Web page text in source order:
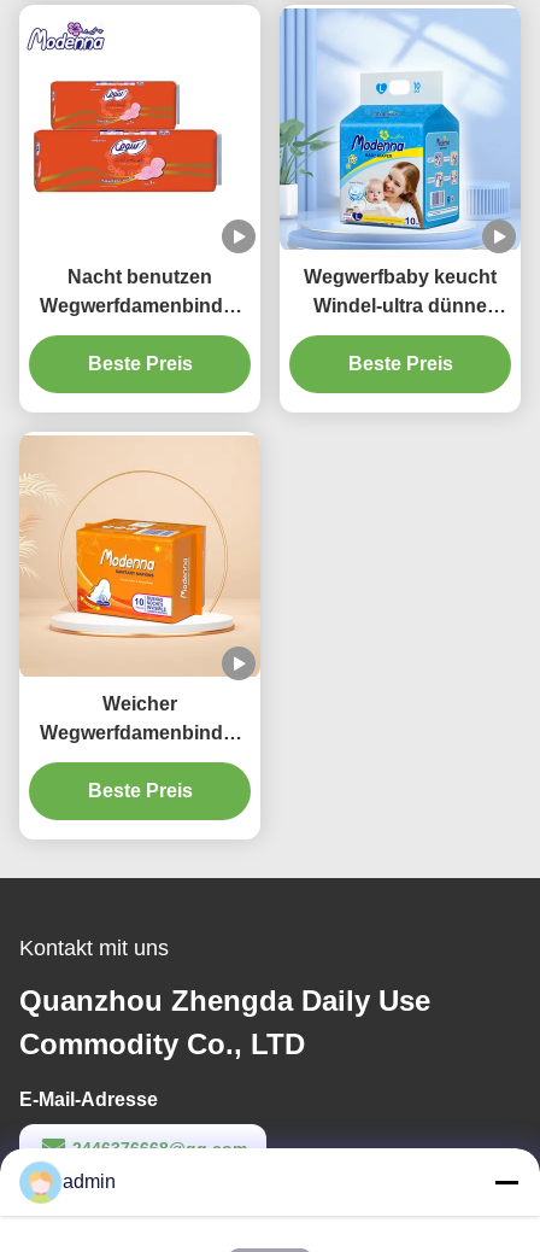
Nacht benutzen
Wegwerfdamenbinde-
Frauen-Breathable
Baumwollmonatsauflagen
Beste Preis
Wegwerfbaby keucht
Windel-ultra dünne
Breathable
Baumwollwindel-Hosen
Beste Preis
Weicher
Wegwerfdamenbinde-
weiblicher schwerer
Fluss-Monatsauflagen
Breathable
Beste Preis
Kontakt mit uns
Quanzhou Zhengda Daily Use
Commodity Co., LTD
E-Mail-Adresse
2446376668@qq.com
Arbeitszeit
admin